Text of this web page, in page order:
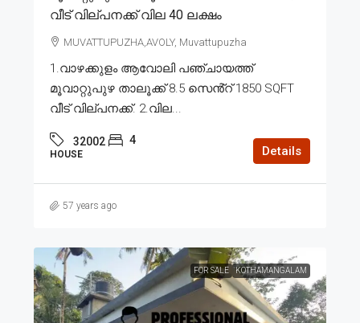
വീട് വില്പനക്ക് വില 40 ലക്ഷം
MUVATTUPUZHA,AVOLY, Muvattupuzha
1.വാഴക്കുളം ആവോലി പഞ്ചായത്ത്
മൂവാറ്റുപുഴ താലൂക്ക് 8.5 സെൻ്റ് 1850 SQFT
വീട് വില്പനക്ക്. 2.വില...
32002 4
HOUSE Details
57 years ago
FOR SALE KOTHAMANGALAM